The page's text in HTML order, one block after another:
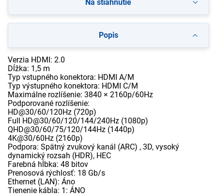
Popis
Verzia HDMI: 2.0
Dĺžka: 1,5 m
Typ vstupného konektora: HDMI A/M
Typ výstupného konektora: HDMI C/M
Maximálne rozlíšenie: 3840 × 2160p/60Hz
Podporované rozlíšenie:
HD@30/60/120Hz (720p)
Full HD@30/60/120/144/240Hz (1080p)
QHD@30/60/75/120/144Hz (1440p)
4K@30/60Hz (2160p)
Podpora: Spätný zvukový kanál (ARC) , 3D, vysoký
dynamický rozsah (HDR), HEC
Farebná hĺbka: 48 bitov
Prenosová rýchlosť: 18 Gb/s
Ethernet (LAN): Áno
Tienenie kábla: 1: ÁNO
Na stiahnutie